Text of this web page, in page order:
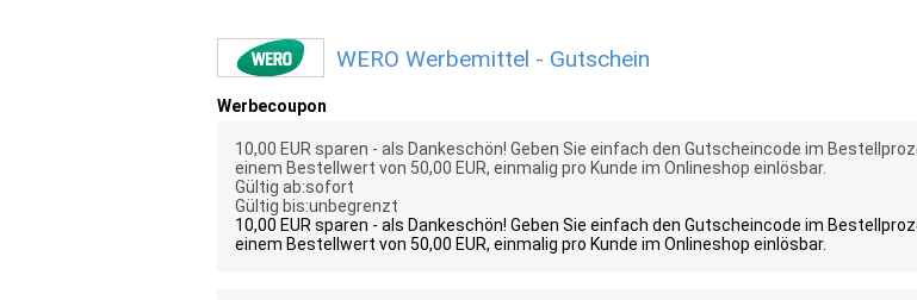
WERO Werbemittel - Gutschein
Werbecoupon
10,00 EUR sparen - als Dankeschön! Geben Sie einfach den Gutscheincode im
einem Bestellwert von 50,00 EUR, einmalig pro Kunde im Onlineshop einlösbar.
Gültig ab:sofort
Gültig bis:unbegrenzt
10,00 EUR sparen - als Dankeschön! Geben Sie einfach den Gutscheincode im
einem Bestellwert von 50,00 EUR, einmalig pro Kunde im Onlineshop einlösbar.